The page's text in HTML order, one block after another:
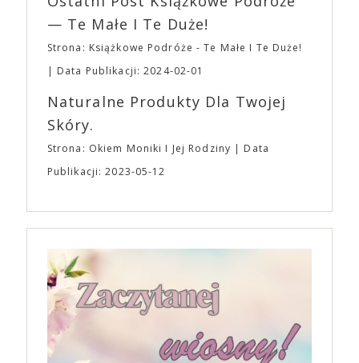
— Te Małe I Te Duże!
Strona: Książkowe Podróże - Te Małe I Te Duże!
Data Publikacji: 2024-02-01
Naturalne Produkty Dla Twojej
Skóry.
Strona: Okiem Moniki I Jej Rodziny
Data
Publikacji: 2023-05-12